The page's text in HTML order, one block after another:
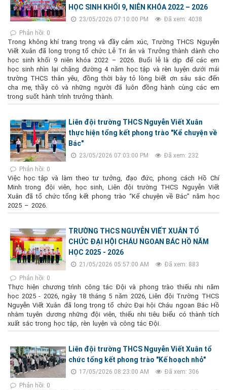
HỌC SINH KHỐI 9, NIÊN KHÓA 2022 – 2026
23/05/2026 07:10:00 PM
Đã xem: 4038
Phản hồi: 0
Trong không khí trang trọng và đầy cảm xúc, Trường THCS Nguyễn
Viết Xuân đã long trọng tổ chức Lễ Tri ân và Trưởng thành dành cho
học sinh khối 9 niên khóa 2022 – 2026. Buổi lễ là dịp để các em
học sinh nhìn lại chặng đường 4 năm học tập và rèn luyện dưới mái
trường THCS thân yêu, đồng thời bày tỏ lòng biết ơn sâu sắc đến
cha mẹ, thầy cô và những người đã luôn đồng hành cùng các em
trong suốt hành trình trưởng thành.
Liên đội trường THCS Nguyễn Viết Xuân
thực hiện tổng kết phong trào "Kể chuyện về
Bác"
23/05/2026 07:03:00 PM
Đã xem: 232
Phản hồi: 0
Việc học tập và làm theo tư tưởng, đạo đức, phong cách Hồ Chí
Minh trong đội viên, học sinh, Liên đội trường THCS Nguyễn Viết
Xuân đã tổ chức tổng kết phong trào “Kể chuyện về Bác” năm học
2025 – 2026.
TRƯỜNG THCS NGUYỄN VIẾT XUÂN TỔ
CHỨC ĐẠI HỘI CHÁU NGOAN BÁC HỒ NĂM
HỌC 2025 - 2026
21/05/2026 05:57:00 AM
Đã xem: 883
Phản hồi: 0
Thực hiện chương trình công tác Đội và phong trào thiếu nhi năm
học 2025 - 2026, ngày 18 tháng 5 năm 2026, Liên đội Trường THCS
Nguyễn Viết Xuân đã long trọng tổ chức Đại hội Cháu ngoan Bác Hồ
nhằm tuyên dương những đội viên, thiếu nhi tiêu biểu có thành tích
xuất sắc trong học tập, rèn luyện và công tác Đội.
Liên đội trường THCS Nguyễn Viết Xuân tổ
chức tổng kết phong trào "Kế hoạch nhỏ"
17/05/2026 08:23:00 AM
Đã xem: 306
Phản hồi: 0